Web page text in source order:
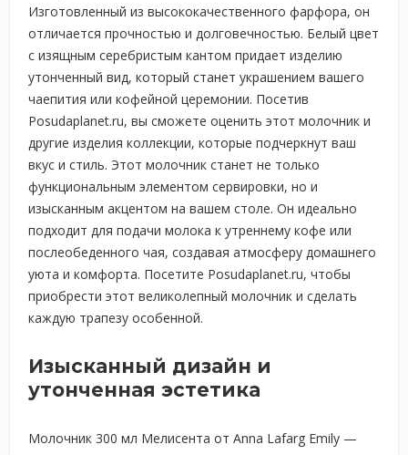
Изготовленный из высококачественного фарфора, он
отличается прочностью и долговечностью. Белый цвет
с изящным серебристым кантом придает изделию
утонченный вид, который станет украшением вашего
чаепития или кофейной церемонии. Посетив
Posudaplanet.ru, вы сможете оценить этот молочник и
другие изделия коллекции, которые подчеркнут ваш
вкус и стиль. Этот молочник станет не только
функциональным элементом сервировки, но и
изысканным акцентом на вашем столе. Он идеально
подходит для подачи молока к утреннему кофе или
послеобеденного чая, создавая атмосферу домашнего
уюта и комфорта. Посетите Posudaplanet.ru, чтобы
приобрести этот великолепный молочник и сделать
каждую трапезу особенной.
Изысканный дизайн и
утонченная эстетика
Молочник 300 мл Мелисента от Anna Lafarg Emily —